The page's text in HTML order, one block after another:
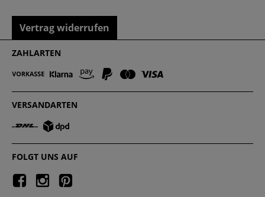
Vertrag widerrufen
ZAHLARTEN
VERSANDARTEN
FOLGT UNS AUF